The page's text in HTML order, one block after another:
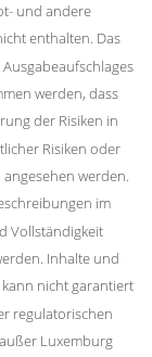
und andere
enthalten. Das
werden, dass
der Risiken in
Risiken oder
werden.
im
Vollständigkeit
Inhalte und
nicht garantiert
regulatorischen
Luxemburg